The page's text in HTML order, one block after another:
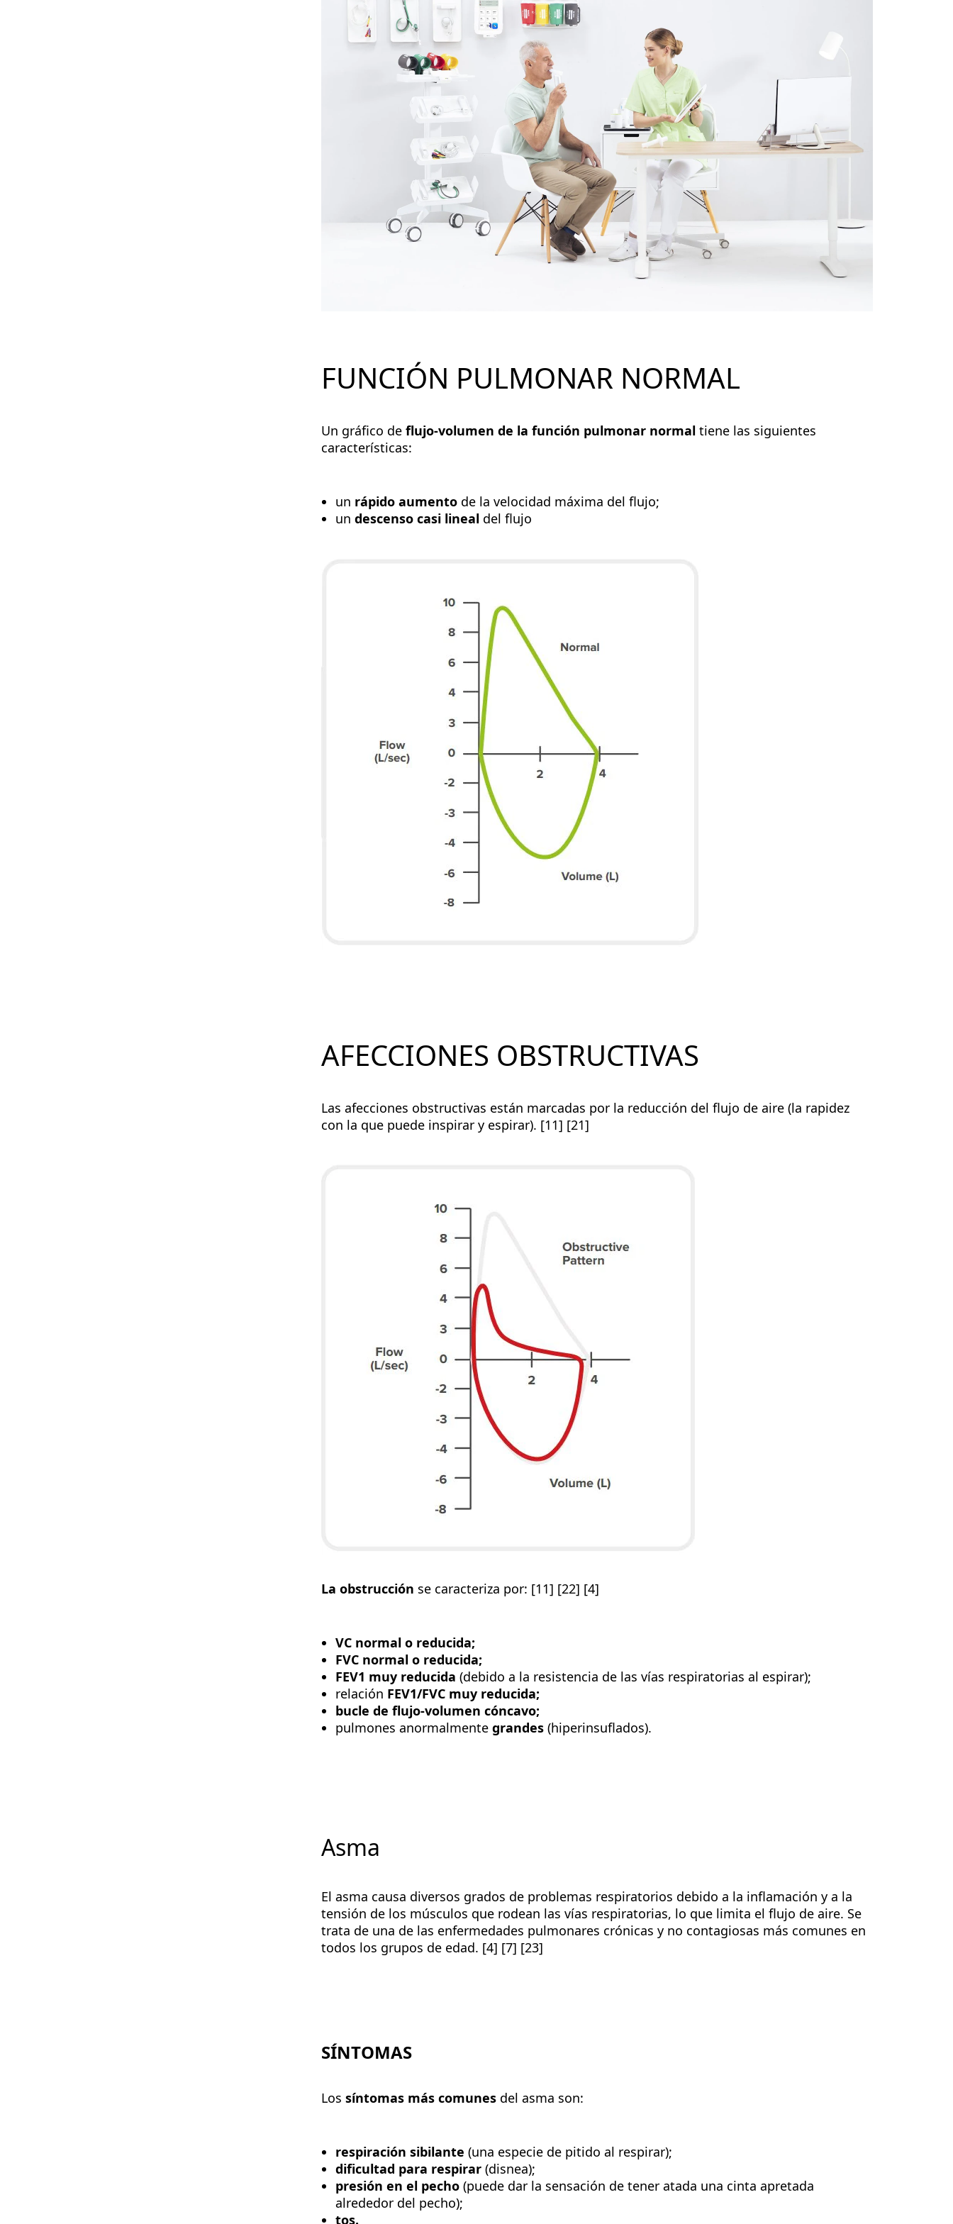
FUNCIÓN PULMONAR NORMAL
Un gráfico deflujo-volumen de la función pulmonar normal tiene las siguientes
características:
un rápido aumento de la velocidad máxima del flujo;
undescenso casi lineal del flujo
AFECCIONES OBSTRUCTIVAS
Las afecciones obstructivas están marcadas por la reducción del flujo de aire (la rapidez
con la que puede inspirar y espirar). [11] [21]
La obstrucción se caracteriza por: [11] [22] [4]
VC normal o reducida;
FVC normal o reducida;
FEV1 muy reducida (debido a la resistencia de las vías respiratorias al espirar);
relación FEV1/FVC muy reducida;
bucle de flujo-volumen cóncavo;
pulmones anormalmentegrandes(hiperinsuflados).
Asma
El asma causa diversos grados de problemas respiratorios debido a la inflamación y a la
tensión de los músculos que rodean las vías respiratorias, lo que limita el flujo de aire. Se
trata de una de las enfermedades pulmonares crónicas y no contagiosas más comunes en
todos los grupos de edad. [4] [7] [23]
SÍNTOMAS
Lossíntomas más comunes del asma son:
respiración sibilante (una especie de pitido al respirar);
dificultad para respirar(disnea);
presión en el pecho(puede dar la sensación de tener atada una cinta apretada
alrededor del pecho);
tos.